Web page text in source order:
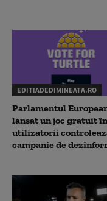
EDITIADEDIMINEATA.RO
Parlamentul
lansat un joc gratuit
utilizatorii
campanie de